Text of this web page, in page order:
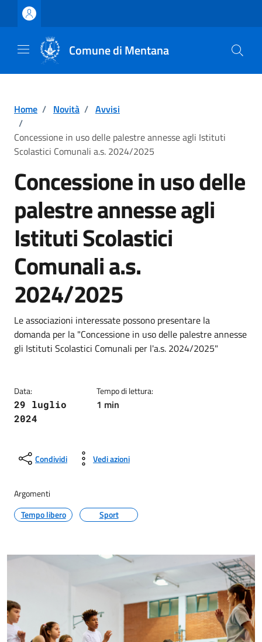
Vai ai contenuti
Vai al footer
Comune di Mentana
Home / Novità / Avvisi
/
Concessione in uso delle palestre annesse agli Istituti
Scolastici Comunali a.s. 2024/2025
Concessione in uso delle
palestre annesse agli
Istituti Scolastici
Comunali a.s.
2024/2025
Dettagli della notizia
Le associazioni interessate possono presentare la
domanda per la "Concessione in uso delle palestre annesse
gli Istituti Scolastici Comunali per l'a.s. 2024/2025"
Data:
29 luglio
2024
Tempo di lettura:
1 min
Condividi Vedi azioni
Argomenti
Tempo libero
Sport